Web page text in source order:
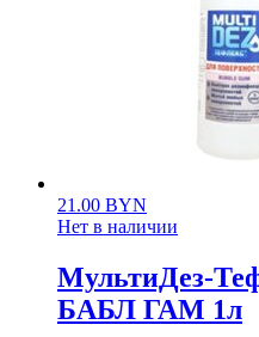
21.00 BYN
Нет в наличии
МультиДез-
БАБЛ ГАМ 1л